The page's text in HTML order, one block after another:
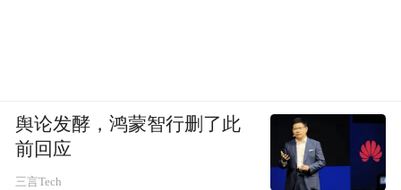
舆论发酵，鸿蒙智行删了此
前回应
三言Tech